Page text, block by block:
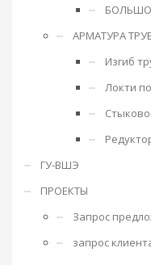
АРМАТУРА
Изгиб
Локти
ГУ-ВШЭ
ПРОЕКТЫ
Запрос
запрос